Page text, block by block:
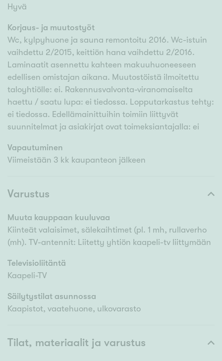
Hyvä
Korjaus- ja muutostyöt
Wc, kylpyhuone ja sauna remontoitu 2016. Wc-istuin
vaihdettu 2/2015, keittiön hana vaihdettu 2/2016.
Laminaatit asennettu kahteen makuuhuoneeseen
edellisen omistajan aikana. Muutostöistä ilmoitettu
taloyhtiölle: ei. Rakennusvalvonta-viranomaiselta
haettu / saatu lupa: ei tiedossa. Lopputarkastus tehty:
ei tiedossa. Edellämainittuihin toimiin liittyvät
suunnitelmat ja asiakirjat ovat toimeksiantajalla: ei
Vapautuminen
Viimeistään 3 kk kaupanteon jälkeen
Varustus
Muuta kauppaan kuuluvaa
Kiinteät valaisimet, sälekaihtimet (pl. 1 mh, rullaverho
(mh). TV-antennit: Liitetty yhtiön kaapeli-tv liittymään
Televisioliitäntä
Kaapeli-TV
Säilytystilat asunnossa
Kaapistot, vaatehuone, ulkovarasto
Tilat, materiaalit ja varustus